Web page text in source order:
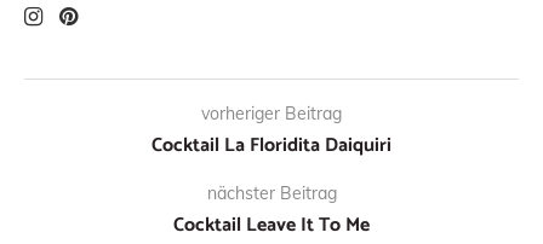
vorheriger Beitrag
Cocktail La Floridita Daiquiri
nächster Beitrag
Cocktail Leave It To Me